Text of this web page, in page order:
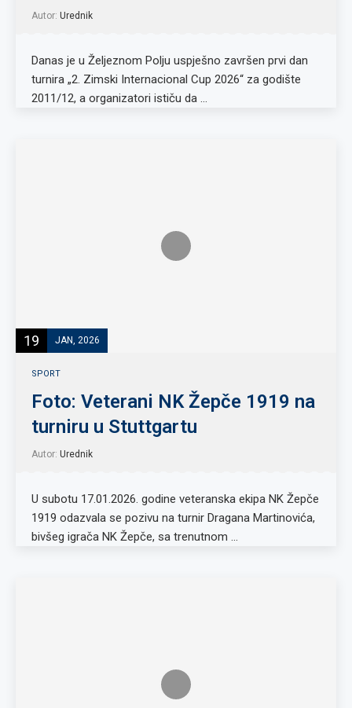
Autor: Urednik
Danas je u Željeznom Polju uspješno završen prvi dan
turnira „2. Zimski Internacional Cup 2026“ za godište
2011/12, a organizatori ističu da …
19 JAN, 2026
SPORT
Foto: Veterani NK Žepče 1919 na
turniru u Stuttgartu
Autor: Urednik
U subotu 17.01.2026. godine veteranska ekipa NK Žepče
1919 odazvala se pozivu na turnir Dragana Martinovića,
bivšeg igrača NK Žepče, sa trenutnom …